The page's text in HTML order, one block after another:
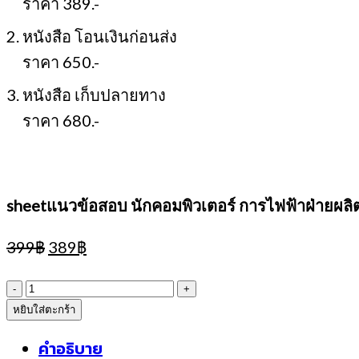
2. หนังสือ โอนเงินก่อนส่ง
ราคา 650.-
3. หนังสือ เก็บปลายทาง
ราคา 680.-
sheetแนวข้อสอบ นักคอมพิวเตอร์ การไฟฟ้าฝ่ายผลิ
399฿ Original
was:
399฿.
389฿Current
is:
389฿.
จำนวน
sheetแนว
ข้อสอบ
หยิบใส่ตะกร้า
คำอธิบาย